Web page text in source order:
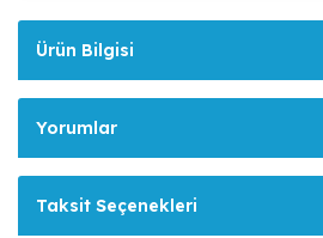
Ürün Bilgisi
Yorumlar
Taksit Seçenekleri